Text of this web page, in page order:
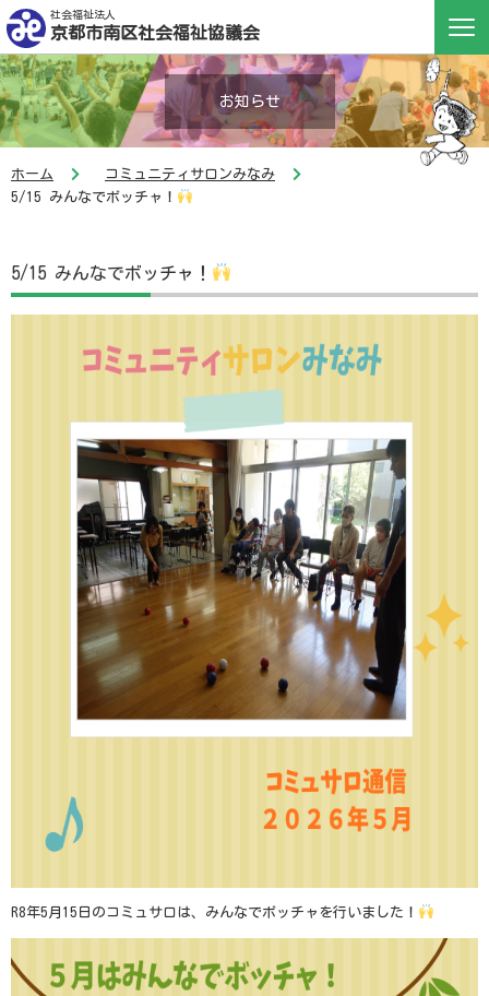
社会福祉法人
京都市南区社会福祉協議会
お知らせ
ホーム
コミュニティサロンみなみ
5/15 みんなでボッチャ！
5/15 みんなでボッチャ！
R8年5 月 15 日のコミュサロは、みんなでボッチャを行いました！